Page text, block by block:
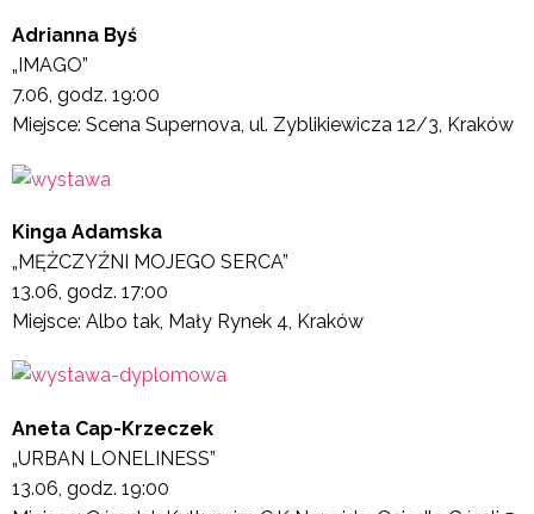
Adrianna Byś
„IMAGO”
7.06, godz. 19:00
Miejsce: Scena Supernova, ul. Zyblikiewicza 12/3, Kraków
Kinga Adamska
„MĘŻCZYŹNI MOJEGO SERCA”
13.06, godz. 17:00
Miejsce: Albo tak, Mały Rynek 4, Kraków
Aneta Cap-Krzeczek
„URBAN LONELINESS”
13.06, godz. 19:00